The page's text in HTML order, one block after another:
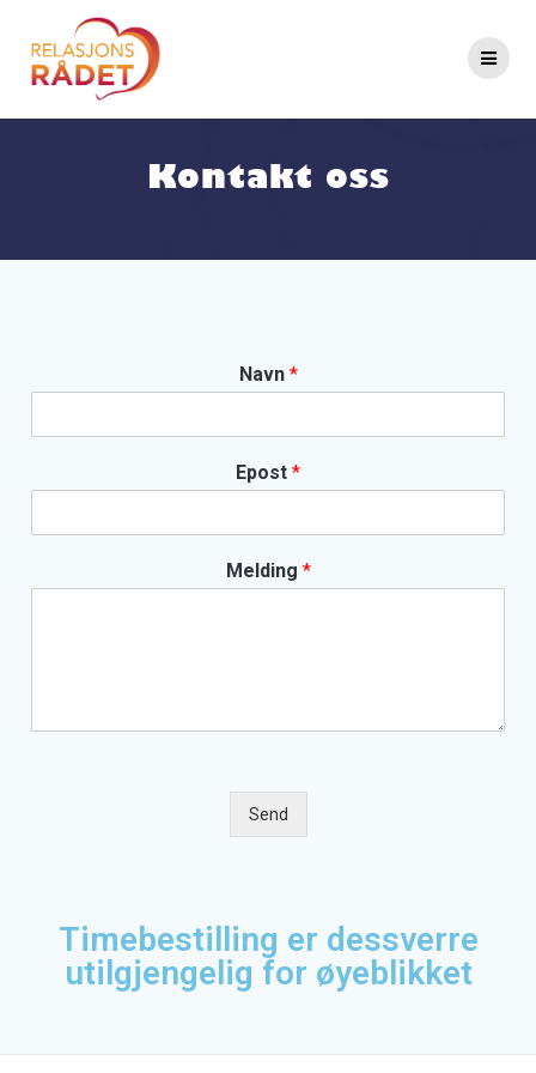
Kontakt oss
Navn *
Epost *
Melding *
Send
Timebestilling er dessverre
utilgjengelig for øyeblikket